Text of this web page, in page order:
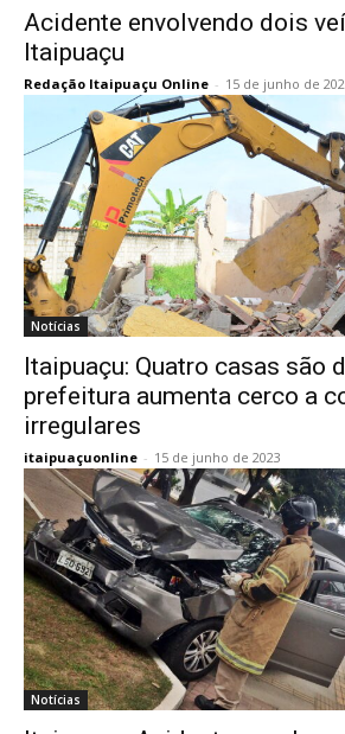
Acidente envolvendo dois
Itaipuaçu
Redação Itaipuaçu Online - 15 de junho de
Notícias
Itaipuaçu: Quatro casas são
prefeitura aumenta cerco a
irregulares
itaipuaçuonline - 15 de junho de 2023
Notícias